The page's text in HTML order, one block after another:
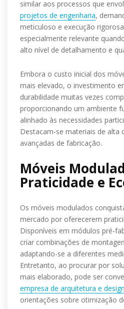
similar aos processos que
projetos de engenharia,
meticuloso e execução
especialmente relevante
alto nível de detalhamento e
Embora o custo inicial dos
mais elevado, o investimento
durabilidade muitas vezes
proporcionando um ambiente
alinhado às necessidades
Destacam-se materiais de alta
avançadas de fabricação.
Móveis
Praticidade e
Os móveis modulados
mercado por oferecerem
Disponíveis em módulos pré-
criar combinações de
adaptando-se a diferentes
Entretanto, ao procurar por
mais elaborado, pode ser
empresa de arquitetura e
orientações sobre otimização